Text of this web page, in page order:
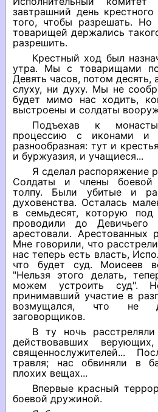
завтрашний день
того, чтобы разрешать.
товарищей держались
разрешить.
Крестный ход был
утра. Мы с товарищами
Девять часов, потом десять,
слуху, ни духу. Мы не
будет мимо нас ходить,
выстроены и солдаты
Подъехав к
процессию с иконами и
разнообразная: тут и
и буржуазия, и учащиеся...
Я сделал распоряжение
Солдаты и члены боевой
толпу. Были убитые и
духовенства. Осталась
в семьдесят, которую под
проводили до Девичьего
арестовали. Арестованных
Мне говорили, что
нас теперь есть власть,
что будет суд. Моисеев
"Нельзя этого делать,
можем устроить суд".
принимавший участие в
возмущался, что не
заговорщиков.
В ту ночь
действовавших
священнослужителей...
травля; нас обвиняли в
плохих вещах...
Впервые красный
боевой дружиной.